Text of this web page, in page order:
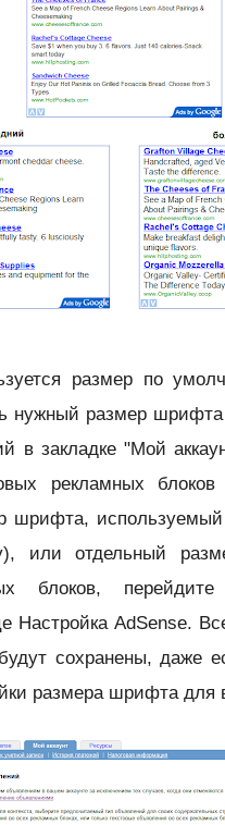
размер по
нужный размер шрифта
в закладке "Мой
рекламных
шрифта, используемый
или отдельный
блоков,
Настройка AdSense.
сохранены, даже
размера шрифта для